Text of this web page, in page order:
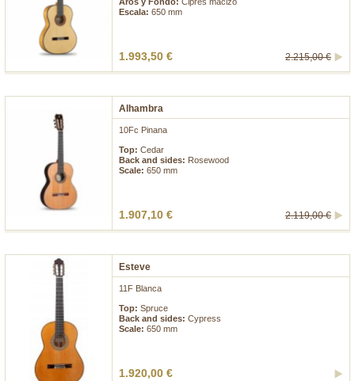
Escala: 650 mm
2.215,00 €
1.993,50 €
Alhambra
10Fc Pinana
Top: Cedar
Back and sides: Rosewood
Scale: 650 mm
2.119,00 €
1.907,10 €
Esteve
11F Blanca
Top: Spruce
Back and sides: Cypress
Scale: 650 mm
1.920,00 €